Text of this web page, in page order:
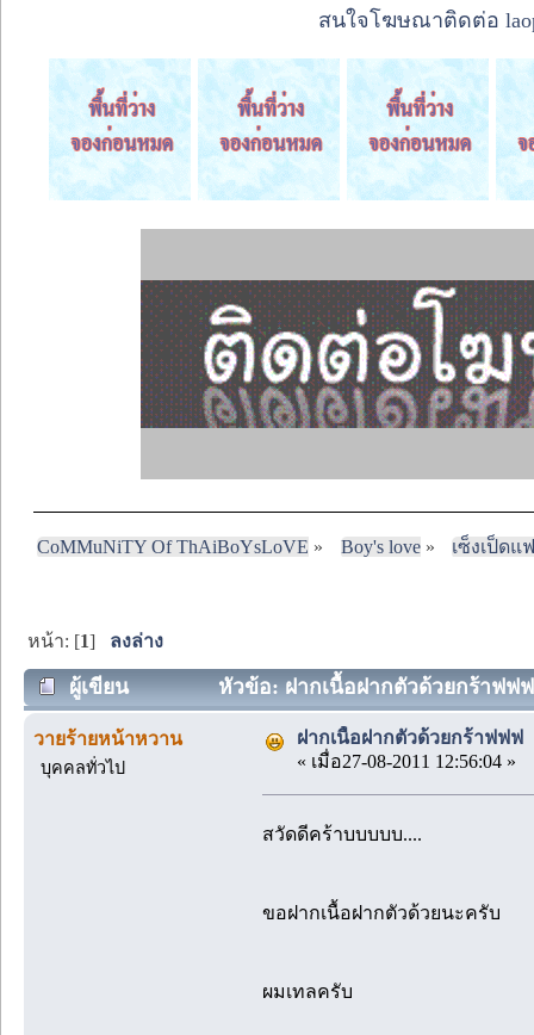
สนใจโฆษณาติดต่อ
CoMMuNiTY Of ThAiBoYsLoVE » Boy's love» เซ็งเป็ด
หน้า: [1] ลงล่าง
ผู้เขียน หัวข้อ: ฝากเนื้อฝากตัวด้วยกร้าฟฟ
วายร้ายหน้าหวาน
บุคคลทั่วไป
ฝากเนื้อฝากตัวด้วยกร้าฟฟฟ
« เมื่อ27-08-2011 12:56:04 »
สวัดดีคร้าบบบบบ....
ขอฝากเนื้อฝากตัวด้วยนะครับ
ผมเทลครับ